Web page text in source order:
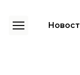
во время оккупации